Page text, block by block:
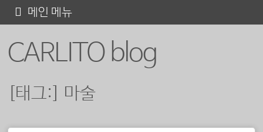
CARLITO blog
메인 메뉴
텐
[태그:] 마술